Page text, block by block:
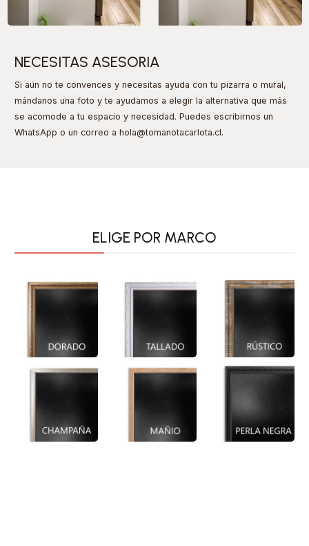
NECESITAS ASESORIA
Si aún no te convences y necesitas ayuda con tu pizarra o mural,
mándanos una foto y te ayudamos a elegir la alternativa que más
se acomode a tu espacio y necesidad. Puedes escribirnos un
WhatsApp o un correo a hola@tomanotacarlota.cl.
ELIGE POR MARCO